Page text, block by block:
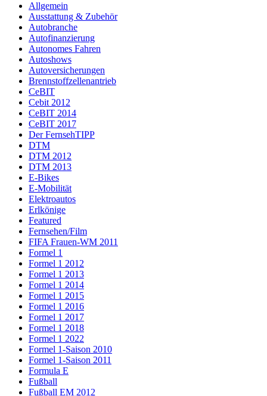
Allgemein
Ausstattung & Zubehör
Autobranche
Autofinanzierung
Autonomes Fahren
Autoshows
Autoversicherungen
Brennstoffzellenantrieb
CeBIT
Cebit 2012
CeBIT 2014
CeBIT 2017
Der FernsehTIPP
DTM
DTM 2012
DTM 2013
E-Bikes
E-Mobilität
Elektroautos
Erlkönige
Featured
Fernsehen/Film
FIFA Frauen-WM 2011
Formel 1
Formel 1 2012
Formel 1 2013
Formel 1 2014
Formel 1 2015
Formel 1 2016
Formel 1 2017
Formel 1 2018
Formel 1 2022
Formel 1-Saison 2010
Formel 1-Saison 2011
Formula E
Fußball
Fußball EM 2012